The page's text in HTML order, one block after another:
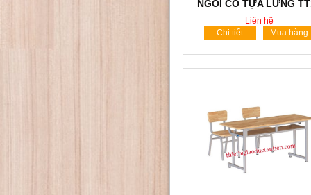
NGỒI CÓ TỰA LƯNG
Liên hệ
Chi tiết
Mua hàng